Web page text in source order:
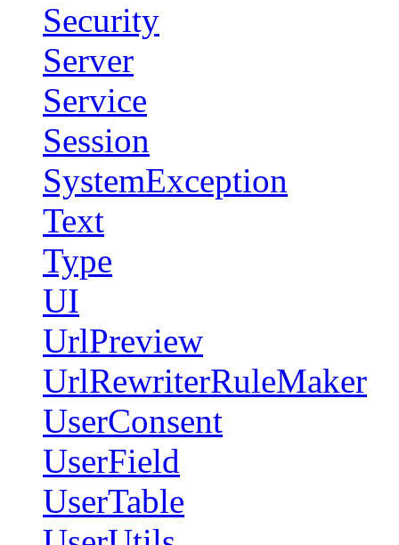
Security
Server
Service
Session
SystemException
Text
Type
UI
UrlPreview
UrlRewriterRuleMaker
UserConsent
UserField
UserTable